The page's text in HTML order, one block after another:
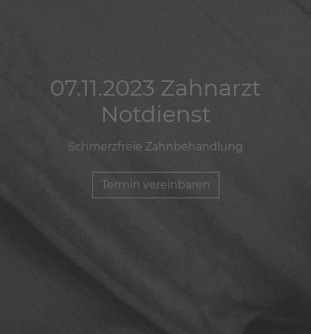
07.11.2023 Zahnarzt
Notdienst
Schmerzfreie Zahnbehandlung
Termin vereinbaren
07.11.2023 Zahnarzt
Notdienst
Schmerzfreie Zahnbehandlung
Termin vereinbaren
07.11.2023 Zahnarzt
Notdienst
Schmerzfreie Zahnbehandlung
Termin vereinbaren